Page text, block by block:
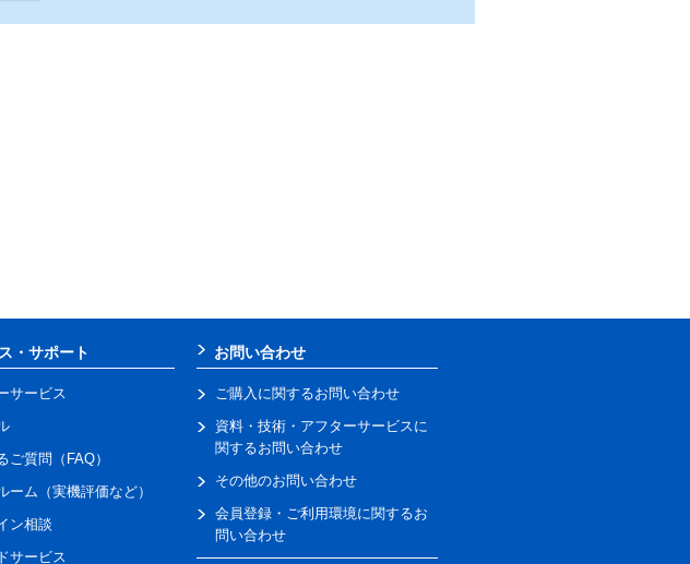
・サポート
サービス
ご質問（FAQ）
ーム（実機評価など）
ン相談
サービス
お問い合わせ
ご購入に関するお問い合わせ
資料・技術・アフターサービスに
関するお問い合わせ
その他のお問い合わせ
会員登録・ご利用環境に関するお
問い合わせ